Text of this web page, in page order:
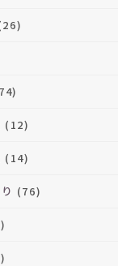
(12)
(14)
(76)